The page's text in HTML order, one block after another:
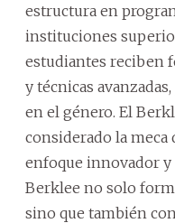
estructura en
instituciones
estudiantes reciben
y técnicas
en el género. El
considerado la meca
enfoque innovador
Berklee no solo
sino que también